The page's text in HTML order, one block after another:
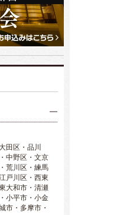
田区・品川
中野区・文京
荒川区・練馬
戸川区・西東
大和市・清瀬
小平市・小金
市・多摩市・